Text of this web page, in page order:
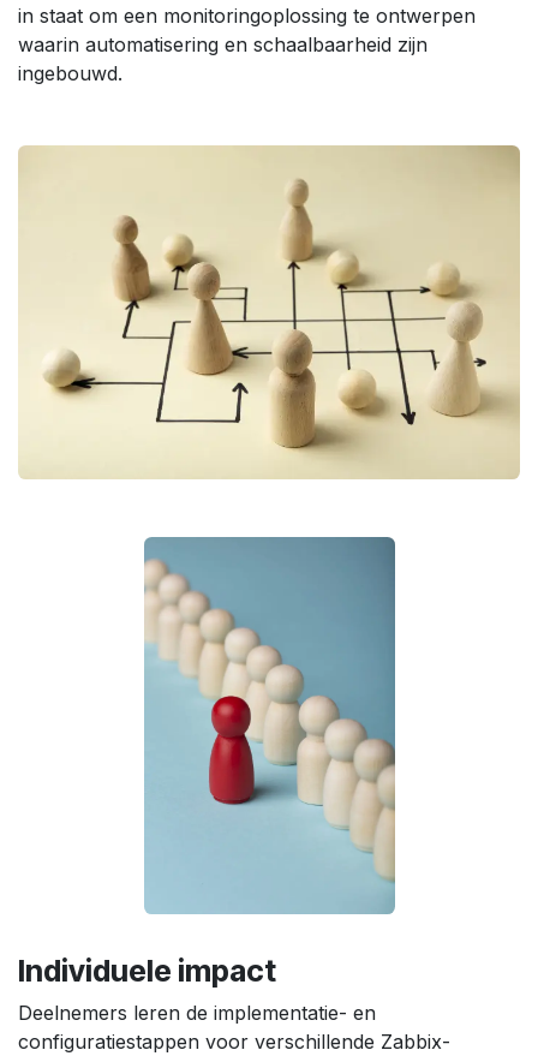
in staat om een monitoringoplossing te ontwerpen
waarin automatisering en schaalbaarheid zijn
ingebouwd.
Individuele impact
Deelnemers leren de implementatie- en
configuratiestappen voor verschillende Zabbix-